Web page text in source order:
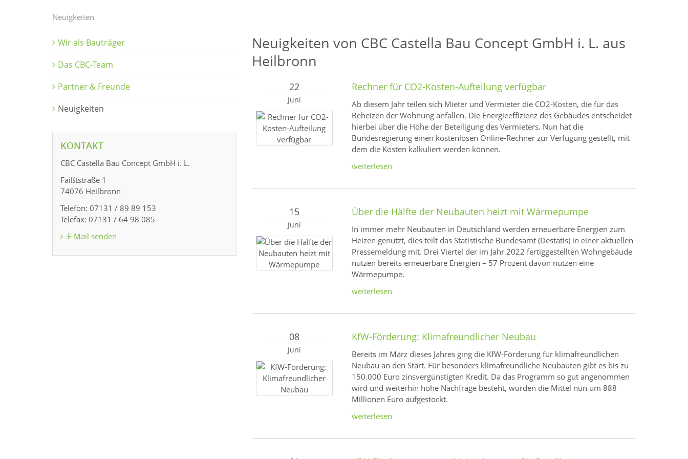
Neuigkeiten
Neuigkeiten von CBC Castella Bau Concept GmbH i. L. aus
Heilbronn
22
Juni
Rechner für CO2-Kosten-Aufteilung verfügbar
Ab diesem Jahr teilen sich Mieter und Vermieter die CO2-Kosten, die für das
Beheizen der Wohnung anfallen. Die Energieeffizienz des Gebäudes entscheidet
hierbei über die Höhe der Beteiligung des Vermieters. Nun hat die
Bundesregierung einen kostenlosen Online-Rechner zur Verfügung gestellt, mit
dem die Kosten kalkuliert werden können.
weiterlesen
15
Juni
Über die Hälfte der Neubauten heizt mit Wärmepumpe
In immer mehr Neubauten in Deutschland werden erneuerbare Energien zum
Heizen genutzt, dies teilt das Statistische Bundesamt (Destatis) in einer aktuellen
Pressemeldung mit. Drei Viertel der im Jahr 2022 fertiggestellten Wohngebäude
nutzen bereits erneuerbare Energien – 57 Prozent davon nutzen eine
Wärmepumpe.
weiterlesen
08
Juni
KfW-Förderung: Klimafreundlicher Neubau
Bereits im März dieses Jahres ging die KfW-Förderung für klimafreundlichen
Neubau an den Start. Für besonders klimafreundliche Neubauten gibt es bis zu
150.000 Euro zinsvergünstigten Kredit. Da das Programm so gut angenommen
wird und weiterhin hohe Nachfrage besteht, wurden die Mittel nun um 888
Millionen Euro aufgestockt.
weiterlesen
Wir als Bauträger
Das CBC-Team
Partner & Freunde
Neuigkeiten
KONTAKT
CBC Castella Bau Concept GmbH i. L.
Faißtstraße 1
74076 Heilbronn
Telefon: 07131 / 89 89 153
Telefax: 07131 / 64 98 085
E-Mail senden